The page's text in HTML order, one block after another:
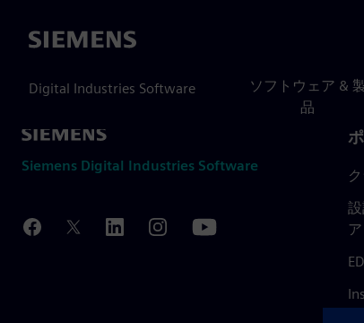
Siemens
Digital Industries Software
ソフトウェア &
品
Siemens Digital Industries Software
ア